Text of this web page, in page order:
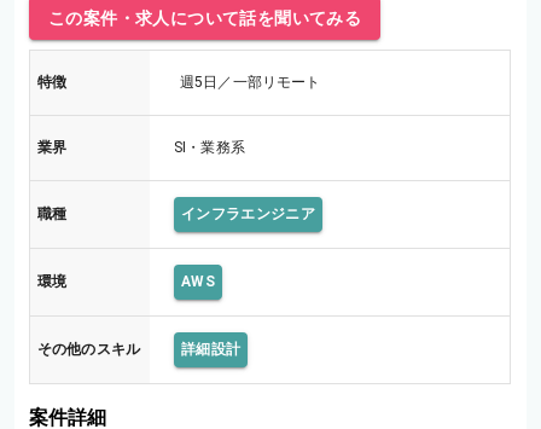
この案件・求人について話を聞いてみる
特徴 週5日／一部リモート
業界 SI・業務系
職種 インフラエンジニア
環境 AWS
その他のスキル 詳細設計
案件詳細